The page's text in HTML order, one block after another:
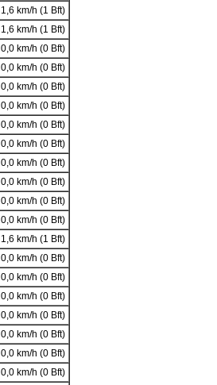
1,6 km/h (1 Bft)
1,6 km/h (1 Bft)
0,0 km/h (0 Bft)
0,0 km/h (0 Bft)
0,0 km/h (0 Bft)
0,0 km/h (0 Bft)
0,0 km/h (0 Bft)
0,0 km/h (0 Bft)
0,0 km/h (0 Bft)
0,0 km/h (0 Bft)
0,0 km/h (0 Bft)
0,0 km/h (0 Bft)
1,6 km/h (1 Bft)
0,0 km/h (0 Bft)
0,0 km/h (0 Bft)
0,0 km/h (0 Bft)
0,0 km/h (0 Bft)
0,0 km/h (0 Bft)
0,0 km/h (0 Bft)
0,0 km/h (0 Bft)